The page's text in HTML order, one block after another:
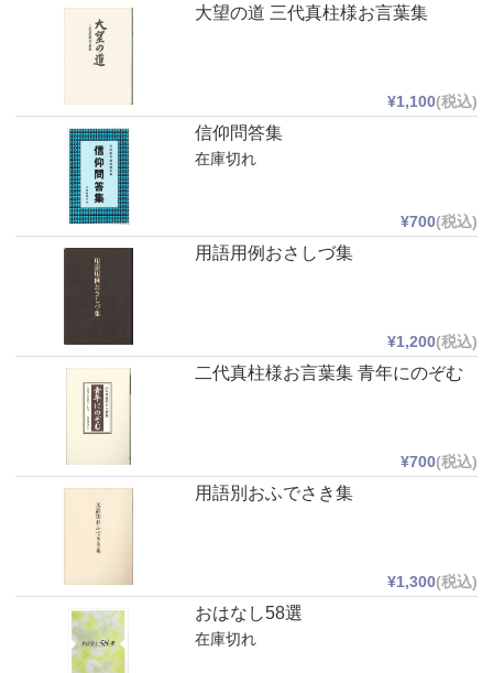
大望の道 三代真柱様お言葉集
¥1,100(税込)
信仰問答集
¥700(税込)
在庫切れ
用語用例おさしづ集
¥1,200(税込)
二代真柱様お言葉集 青年にのぞむ
¥700(税込)
用語別おふでさき集
¥1,300(税込)
おはなし58選
在庫切れ